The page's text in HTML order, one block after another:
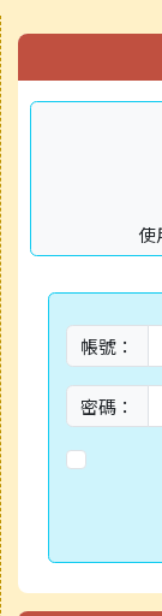
右邊區域內
使
帳號：
密碼：